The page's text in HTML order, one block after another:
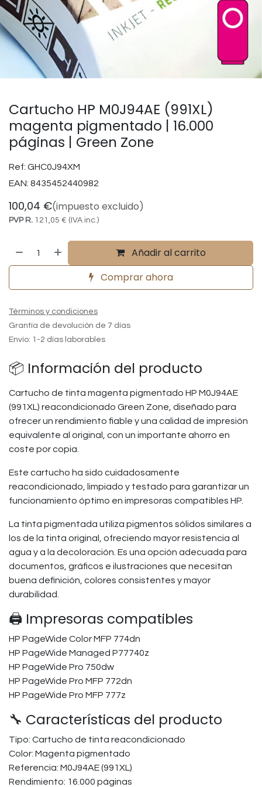
Cartucho HP M0J94AE (991XL)
magenta pigmentado | 16.000
páginas | Green Zone
Ref: GHC0J94XM
EAN: 8435452440982
100,04 €(impuesto excluido)
PVP R. 121,05 € (IVA inc.)
Añadir al carrito
Comprar ahora
Términos y condiciones
Grantía de devolución de 7 días
Envío: 1-2 días laborables
📦 Información del producto
Cartucho de tinta magenta pigmentado HP M0J94AE
(991XL) reacondicionado Green Zone, diseñado para
ofrecer un rendimiento fiable y una calidad de impresión
equivalente al original, con un importante ahorro en
coste por copia.
Este cartucho ha sido cuidadosamente
reacondicionado, limpiado y testado para garantizar un
funcionamiento óptimo en impresoras compatibles HP.
La tinta pigmentada utiliza pigmentos sólidos similares a
los de la tinta original, ofreciendo mayor resistencia al
agua y a la decoloración. Es una opción adecuada para
documentos, gráficos e ilustraciones que necesitan
buena definición, colores consistentes y mayor
durabilidad.
🖨️ Impresoras compatibles
HP PageWide Color MFP 774dn
HP PageWide Managed P77740z
HP PageWide Pro 750dw
HP PageWide Pro MFP 772dn
HP PageWide Pro MFP 777z
🔧 Características del producto
Tipo: Cartucho de tinta reacondicionado
Color: Magenta pigmentado
Referencia: M0J94AE (991XL)
Rendimiento: 16.000 páginas